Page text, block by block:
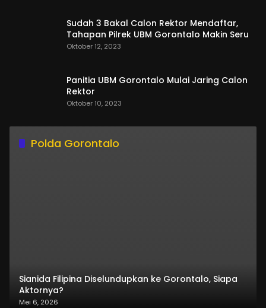
Sudah 3 Bakal Calon Rektor Mendaftar,
Tahapan Pilrek UBM Gorontalo Makin Seru
Oktober 12, 2023
Panitia UBM Gorontalo Mulai Jaring Calon
Rektor
Oktober 10, 2023
Polda Gorontalo
Sianida Filipina Diselundupkan ke Gorontalo, Siapa
Aktornya?
Mei 6, 2026